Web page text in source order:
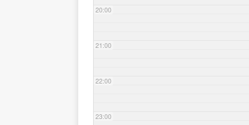
20:00
21:00
22:00
23:00